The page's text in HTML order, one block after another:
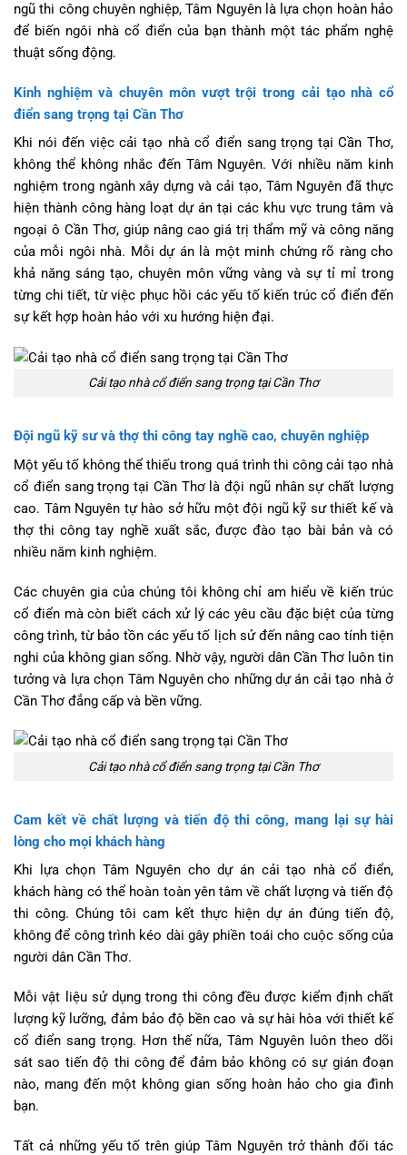
ngũ thi công chuyên nghiệp, Tâm Nguyên là lựa chọn hoàn hảo
để biến ngôi nhà cổ điển của bạn thành một tác phẩm nghệ
thuật sống động.
Kinh nghiệm và chuyên môn vượt trội trong cải tạo nhà cổ
điển sang trọng tại Cần Thơ
Khi nói đến việc cải tạo nhà cổ điển sang trọng tại Cần Thơ,
không thể không nhắc đến Tâm Nguyên. Với nhiều năm kinh
nghiệm trong ngành xây dựng và cải tạo, Tâm Nguyên đã thực
hiện thành công hàng loạt dự án tại các khu vực trung tâm và
ngoại ô Cần Thơ, giúp nâng cao giá trị thẩm mỹ và công năng
của mỗi ngôi nhà. Mỗi dự án là một minh chứng rõ ràng cho
khả năng sáng tạo, chuyên môn vững vàng và sự tỉ mỉ trong
từng chi tiết, từ việc phục hồi các yếu tố kiến trúc cổ điển đến
sự kết hợp hoàn hảo với xu hướng hiện đại.
Cải tạo nhà cổ điển sang trọng tại Cần Thơ
Đội ngũ kỹ sư và thợ thi công tay nghề cao, chuyên nghiệp
Một yếu tố không thể thiếu trong quá trình thi công cải tạo nhà
cổ điển sang trọng tại Cần Thơ là đội ngũ nhân sự chất lượng
cao. Tâm Nguyên tự hào sở hữu một đội ngũ kỹ sư thiết kế và
thợ thi công tay nghề xuất sắc, được đào tạo bài bản và có
nhiều năm kinh nghiệm.
Các chuyên gia của chúng tôi không chỉ am hiểu về kiến trúc
cổ điển mà còn biết cách xử lý các yêu cầu đặc biệt của từng
công trình, từ bảo tồn các yếu tố lịch sử đến nâng cao tính tiện
nghi của không gian sống. Nhờ vậy, người dân Cần Thơ luôn tin
tưởng và lựa chọn Tâm Nguyên cho những dự án cải tạo nhà ở
Cần Thơ đẳng cấp và bền vững.
Cải tạo nhà cổ điển sang trọng tại Cần Thơ
Cam kết về chất lượng và tiến độ thi công, mang lại sự hài
lòng cho mọi khách hàng
Khi lựa chọn Tâm Nguyên cho dự án cải tạo nhà cổ điển,
khách hàng có thể hoàn toàn yên tâm về chất lượng và tiến độ
thi công. Chúng tôi cam kết thực hiện dự án đúng tiến độ,
không để công trình kéo dài gây phiền toái cho cuộc sống của
người dân Cần Thơ.
Mỗi vật liệu sử dụng trong thi công đều được kiểm định chất
lượng kỹ lưỡng, đảm bảo độ bền cao và sự hài hòa với thiết kế
cổ điển sang trọng. Hơn thế nữa, Tâm Nguyên luôn theo dõi
sát sao tiến độ thi công để đảm bảo không có sự gián đoạn
nào, mang đến một không gian sống hoàn hảo cho gia đình
bạn.
Tất cả những yếu tố trên giúp Tâm Nguyên trở thành đối tác